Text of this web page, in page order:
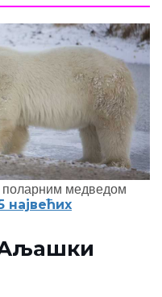
поларним медведом
највећих
Аљашки